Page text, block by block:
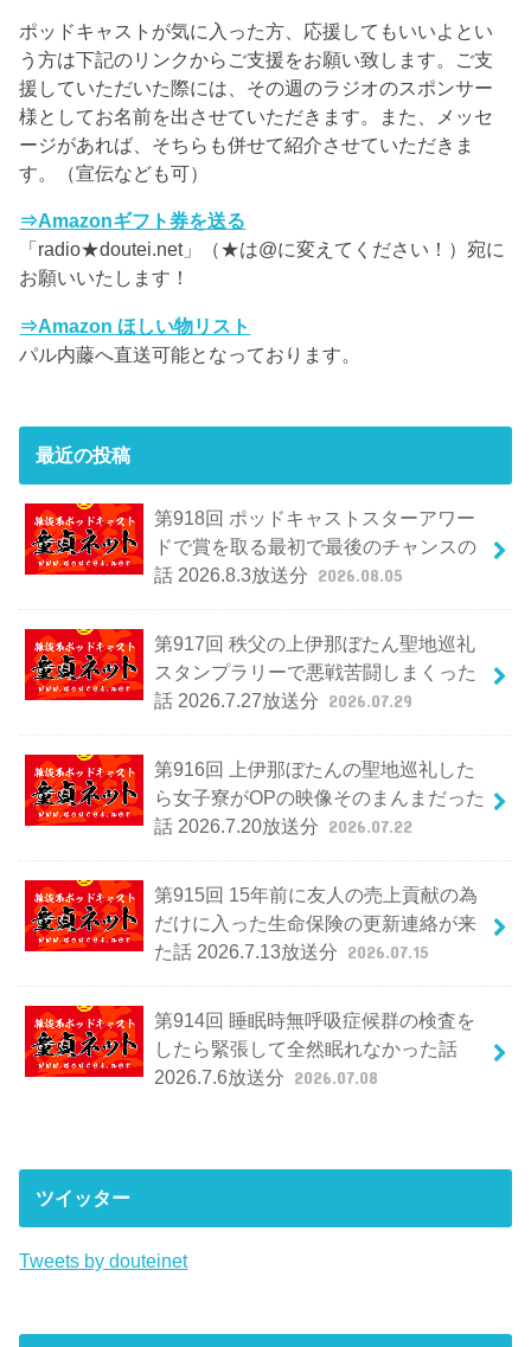
ポッドキャストが気に入った方、応援してもいいよとい
う方は下記のリンクからご支援をお願い致します。ご支
援していただいた際には、その週のラジオのスポンサー
様としてお名前を出させていただきます。また、メッセ
ージがあれば、そちらも併せて紹介させていただきま
す。（宣伝なども可）
⇒Amazonギフト券を送る
「radio★doutei.net」（★は@に変えてください！）宛に
お願いいたします！
⇒Amazon ほしい物リスト
パル内藤へ直送可能となっております。
最近の投稿
第918回 ポッドキャストスターアワー
ドで賞を取る最初で最後のチャンスの
話 2026.8.3放送分 2026.08.05
第917回 秩父の上伊那ぼたん聖地巡礼
スタンプラリーで悪戦苦闘しまくった
話 2026.7.27放送分 2026.07.29
第916回 上伊那ぼたんの聖地巡礼した
ら女子寮がOPの映像そのまんまだった
話 2026.7.20放送分 2026.07.22
第915回 15年前に友人の売上貢献の為
だけに入った生命保険の更新連絡が来
た話 2026.7.13放送分 2026.07.15
第914回 睡眠時無呼吸症候群の検査を
したら緊張して全然眠れなかった話
2026.7.6放送分 2026.07.08
ツイッター
Tweets by douteinet